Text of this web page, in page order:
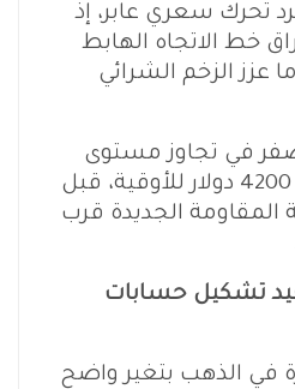
تحرك سعري عابر، إذ
خط الاتجاه الهابط
عزز الزخم الشرائي
في تجاوز مستوى
المقاومة المهم عند 4200 دولار للأوقية، قبل
الجديدة قرب
تشكيل حسابات
في الذهب بتغير واضح